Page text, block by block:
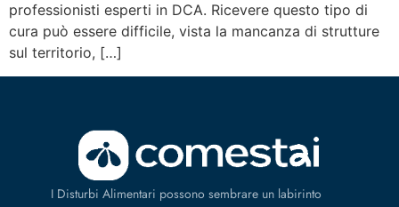
professionisti esperti in DCA. Ricevere questo tipo di
cura può essere difficile, vista la mancanza di strutture
sul territorio, […]
I Disturbi Alimentari possono sembrare un labirinto